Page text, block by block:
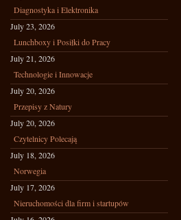
Diagnostyka i Elektronika
July 23, 2026
Lunchboxy i Posiłki do Pracy
July 21, 2026
Technologie i Innowacje
July 20, 2026
Przepisy z Natury
July 20, 2026
Czytelnicy Polecają
July 18, 2026
Norwegia
July 17, 2026
Nieruchomości dla firm i startupów